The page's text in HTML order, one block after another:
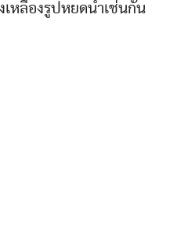
เหลืองรูปหยดน้ำเช่นกัน